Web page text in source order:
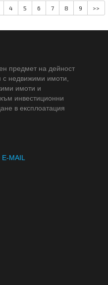
4 5 6 7 8 9 >>
предмет на дейност
с недвижими имоти,
имоти и
инвестиционни
в експлоатация
MAIL